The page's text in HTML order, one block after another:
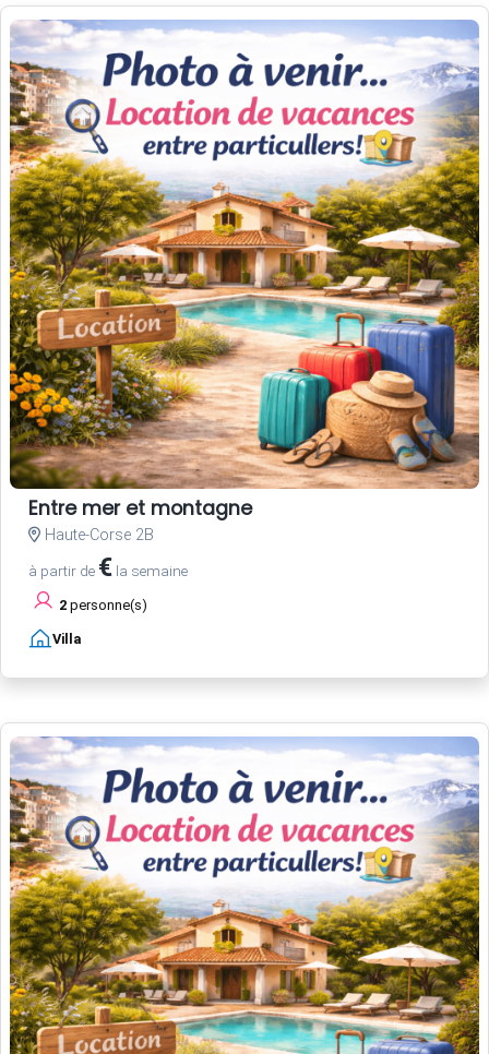
Entre mer et montagne
Haute-Corse 2B
à partir de € la semaine
2 personne(s)
Villa